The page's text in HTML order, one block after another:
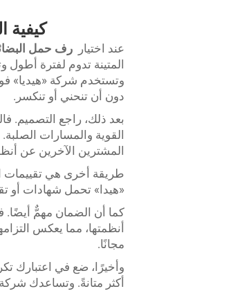
كيفية
عند اختيار رف حمل
المتينة تدوم لفترة أطول
وتستخدم شركة «هيديا»
دون أن تنحني أو تنكسر.
بعد ذلك، راجع التصميم.
القوية والمسارات
المشترين الآخرين عن
طريقة أخرى هي تقييمات
«هيدا» تحمل شهادات أو
كما أن الضمان مهمٌّ أيضًا.
أنظمتها، مما يعكس
مجانًا.
وأخيرًا، ضع في اعتبارك
أكثر متانةً. وتساعدك شركة